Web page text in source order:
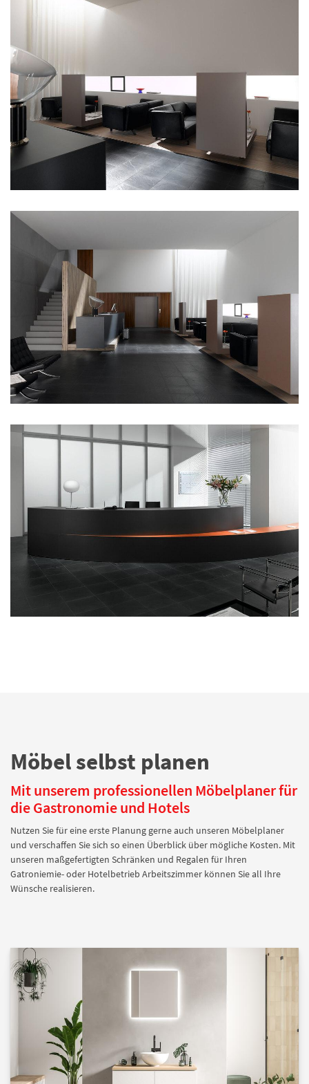
Möbel selbst planen
Mit unserem professionellen Möbelplaner für
die Gastronomie und Hotels
Nutzen Sie für eine erste Planung gerne auch unseren Möbelplaner
und verschaffen Sie sich so einen Überblick über mögliche Kosten. Mit
unseren maßgefertigten Schränken und Regalen für Ihren
Gatroniemie- oder Hotelbetrieb Arbeitszimmer können Sie all Ihre
Wünsche realisieren.